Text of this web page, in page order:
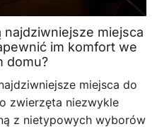
miejsca
im komfort we
domu?
miejsca do
zwierzęta niezwykle
z nietypowych wyborów